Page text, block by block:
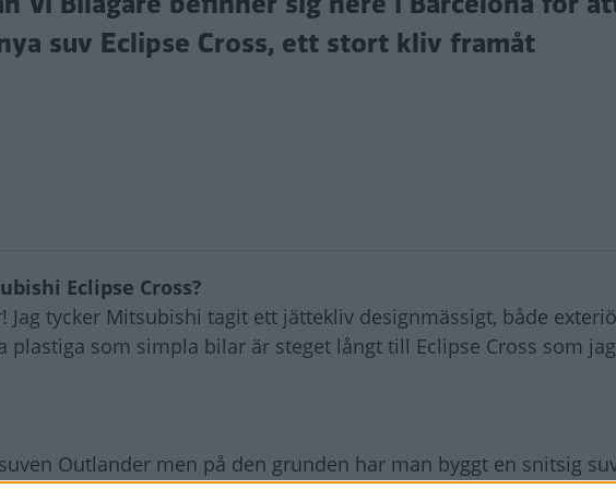
suv Eclipse Cross, ett stort kliv framåt
Eclipse Cross?
Jag tycker Mitsubishi tagit ett jättekliv designmässigt, både
plastiga som simpla bilar är steget långt till Eclipse Cross som
Outlander men på den grunden har man byggt en snitsig